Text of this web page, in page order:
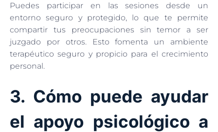
Puedes participar en las sesiones desde un
entorno seguro y protegido, lo que te permite
compartir tus preocupaciones sin temor a ser
juzgado por otros. Esto fomenta un ambiente
terapéutico seguro y propicio para el crecimiento
personal.
3. Cómo puede ayudar
el apoyo psicológico a